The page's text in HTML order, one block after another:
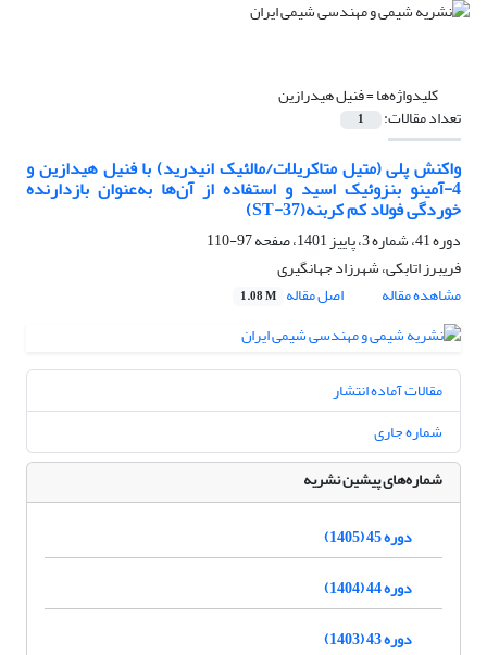
کلیدواژه‌ها =فنیل هیدرازین
تعداد مقالات: 1
واکنش پلی (متیل متاکریلات/مالئیک انیدرید) با فنیل هیدازین و
4-آمینو بنزوئیک اسید و استفاده از آن‌ها به‌عنوان بازدارنده
خوردگی فولاد کم کربنه(ST-37)
دوره 41، شماره 3، پاییز 1401، صفحه
97-110
فریبرز اتابکی، شهرزاد جهانگیری
مشاهده مقاله
اصل مقاله 1.08 M
مقالات آماده انتشار
شماره جاری
شماره‌های پیشین نشریه
دوره 45 (1405)
دوره 44 (1404)
دوره 43 (1403)